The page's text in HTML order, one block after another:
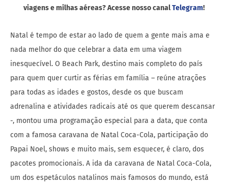
viagens e milhas aéreas? Acesse nosso canalTelegram!
Natal é tempo de estar ao lado de quem a gente mais ama e
nada melhor do que celebrar a data em uma viagem
inesquecível. O Beach Park, destino mais completo do país
para quem quer curtir as férias em família – reúne atrações
para todas as idades e gostos, desde os que buscam
adrenalina e atividades radicais até os que querem descansar
-, montou uma programação especial para a data, que conta
com a famosa caravana de Natal Coca-Cola, participação do
Papai Noel, shows e muito mais, sem esquecer, é claro, dos
pacotes promocionais. A ida da caravana de Natal Coca-Cola,
um dos espetáculos natalinos mais famosos do mundo, está